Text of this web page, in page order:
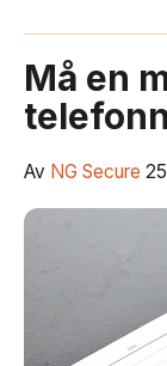
Må en
Av NG Secure